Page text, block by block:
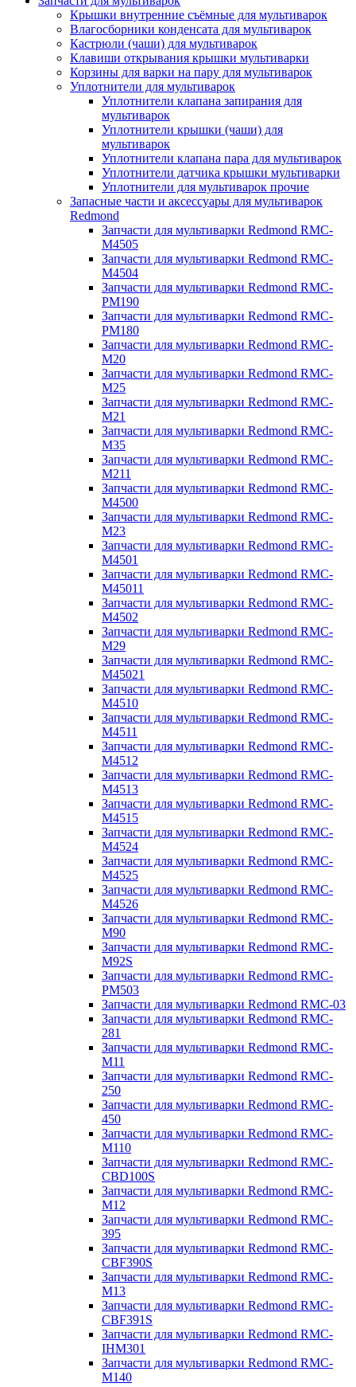
Крышки внутренние съёмные для мультиварок
Влагосборники конденсата для мультиварок
Кастрюли (чаши) для мультиварок
Клавиши открывания крышки мультиварки
Корзины для варки на пару для мультиварок
Уплотнители для мультиварок
Уплотнители клапана запирания для
мультиварок
Уплотнители крышки (чаши) для
мультиварок
Уплотнители клапана пара для мультиварок
Уплотнители датчика крышки мультиварки
Уплотнители для мультиварок прочие
Запасные части и аксессуары для мультиварок
Redmond
Запчасти для мультиварки Redmond RMC-
M4505
Запчасти для мультиварки Redmond RMC-
M4504
Запчасти для мультиварки Redmond RMC-
PM190
Запчасти для мультиварки Redmond RMC-
PM180
Запчасти для мультиварки Redmond RMC-
M20
Запчасти для мультиварки Redmond RMC-
M25
Запчасти для мультиварки Redmond RMC-
M21
Запчасти для мультиварки Redmond RMC-
M35
Запчасти для мультиварки Redmond RMC-
M211
Запчасти для мультиварки Redmond RMC-
M4500
Запчасти для мультиварки Redmond RMC-
M23
Запчасти для мультиварки Redmond RMC-
M4501
Запчасти для мультиварки Redmond RMC-
M45011
Запчасти для мультиварки Redmond RMC-
M4502
Запчасти для мультиварки Redmond RMC-
M29
Запчасти для мультиварки Redmond RMC-
M45021
Запчасти для мультиварки Redmond RMC-
M4510
Запчасти для мультиварки Redmond RMC-
M4511
Запчасти для мультиварки Redmond RMC-
M4512
Запчасти для мультиварки Redmond RMC-
M4513
Запчасти для мультиварки Redmond RMC-
M4515
Запчасти для мультиварки Redmond RMC-
M4524
Запчасти для мультиварки Redmond RMC-
M4525
Запчасти для мультиварки Redmond RMC-
M4526
Запчасти для мультиварки Redmond RMC-
M90
Запчасти для мультиварки Redmond RMC-
M92S
Запчасти для мультиварки Redmond RMC-
PM503
Запчасти для мультиварки Redmond RMC-03
Запчасти для мультиварки Redmond RMC-
281
Запчасти для мультиварки Redmond RMC-
M11
Запчасти для мультиварки Redmond RMC-
250
Запчасти для мультиварки Redmond RMC-
450
Запчасти для мультиварки Redmond RMC-
M110
Запчасти для мультиварки Redmond RMC-
CBD100S
Запчасти для мультиварки Redmond RMC-
M12
Запчасти для мультиварки Redmond RMC-
395
Запчасти для мультиварки Redmond RMC-
CBF390S
Запчасти для мультиварки Redmond RMC-
M13
Запчасти для мультиварки Redmond RMC-
CBF391S
Запчасти для мультиварки Redmond RMC-
IHM301
Запчасти для мультиварки Redmond RMC-
M140